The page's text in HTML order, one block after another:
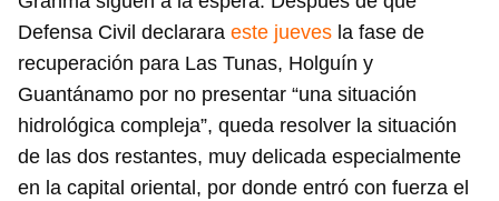
Defensa Civil declarara este jueves la fase de
recuperación para Las Tunas, Holguín y
Guantánamo por no presentar “una situación
hidrológica compleja”, queda resolver la situación
de las dos restantes, muy delicada especialmente
en la capital oriental, por donde entró con fuerza el